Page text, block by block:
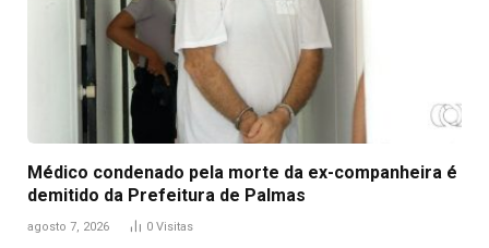
Médico condenado pela morte da ex-companheira é
demitido da Prefeitura de Palmas
agosto 7, 2026 0 Visitas